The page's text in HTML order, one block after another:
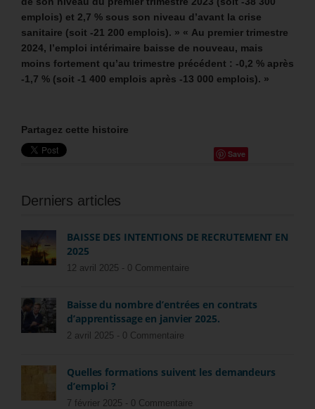
emplois) et 2,7 % sous son niveau d’avant la crise
sanitaire (soit -21 200 emplois). » « Au premier trimestre
2024, l’emploi intérimaire baisse de nouveau, mais
moins fortement qu’au trimestre précédent : -0,2 % après
-1,7 % (soit -1 400 emplois après -13 000 emplois). »
Partagez cette histoire
Save
Derniers articles
BAISSE DES INTENTIONS DE RECRUTEMENT EN
2025
12 avril 2025 - 0 Commentaire
Baisse du nombre d’entrées en contrats
d’apprentissage en janvier 2025.
2 avril 2025 - 0 Commentaire
Quelles formations suivent les demandeurs
d’emploi ?
7 février 2025 - 0 Commentaire